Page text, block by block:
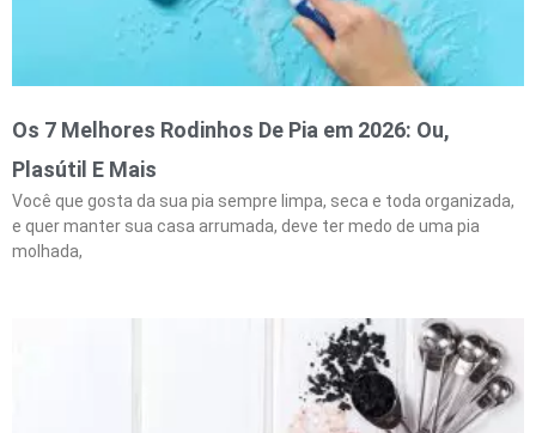
Os 7 Melhores Rodinhos De Pia em 2026: Ou,
Plasútil E Mais
Você que gosta da sua pia sempre limpa, seca e toda organizada,
e quer manter sua casa arrumada, deve ter medo de uma pia
molhada,